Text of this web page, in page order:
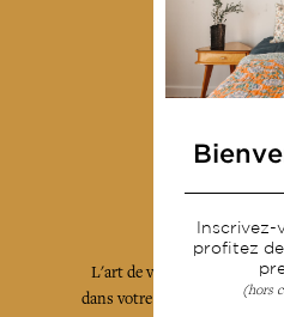
CGV
Devenir
Notre
L'art de vivre JAMINI raconté
dans votre boîte mail.
Inscrivez-
profitez
(hors